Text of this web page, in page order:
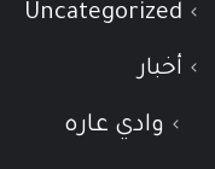
Uncategorized
أخبار
وادي عاره